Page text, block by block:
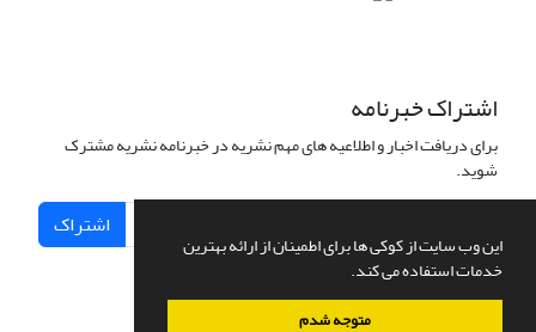
این وب سایت از کوکی ها برای اطمینان از ارائه بهترین
خدمات استفاده می کند.
متوجه شدم
اشتراک خبرنامه
برای دریافت اخبار و اطلاعیه های مهم نشریه در خبرنامه نشریه مشترک
شوید.
اشتراک